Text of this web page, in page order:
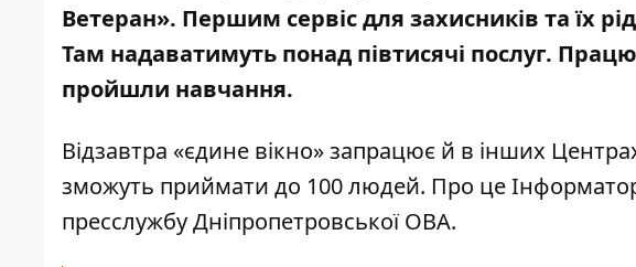
Ветеран». Першим сервіс для захисників та їх
Там надаватимуть понад півтисячі послуг.
пройшли навчання.
Відзавтра «єдине вікно» запрацює й в інших
зможуть приймати до 100 людей. Про це
пресслужбу Дніпропетровської ОВА.